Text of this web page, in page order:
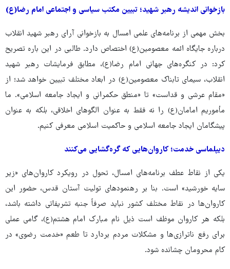
بازخوانی اندیشه رهبر شهید؛ تبیین مکتب سیاسی و اجتماعی امام رضا(ع)
بخش مهمی از برنامه‌های علمی امسال به بازخوانی آرای رهبر شهید انقلاب
درباره جایگاه ائمه معصومین(ع) اختصاص دارد. طالبی در این باره تصریح
کرد: در کنگره‌های جهانی امام رضا(ع)، مطابق فرمایشات رهبر شهید
انقلاب، سیمای تابناک معصومین(ع) در ابعاد مختلف تبیین خواهد شد؛ از
«مقام عرشی و قداست» تا «منطق حکمرانی و ایجاد جامعه اسلامی». ما
مأموریم امامان(ع) را نه فقط به عنوان الگوهای اخلاقی، بلکه به عنوان
پیشگامان ایجاد جامعه اسلامی و حاکمیت اسلامی معرفی کنیم.
دیپلماسی خدمت؛ کاروان‌هایی که گره‌گشایی می‌کنند
یکی از نقاط عطف برنامه‌های امسال، تحول در رویکرد کاروان‌های «زیر
سایه خورشید» است. بنا بر رهنمودهای تولیت آستان قدس، حضور این
کاروان‌ها در نقاط مختلف کشور نباید صرفاً جنبه تشریفاتی داشته باشد،
بلکه هر کاروان موظف است ذیل نام مبارک امام هشتم(ع)، گامی عملی
برای رفع ناترازی‌ها و مشکلات مردم بردارد تا طعم «خدمت رضوی» در
کام محرومان چشانده شود.